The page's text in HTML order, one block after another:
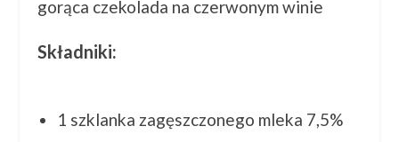
gorąca czekolada na czerwonym winie
Składniki:
1 szklanka zagęszczonego mleka 7,5%